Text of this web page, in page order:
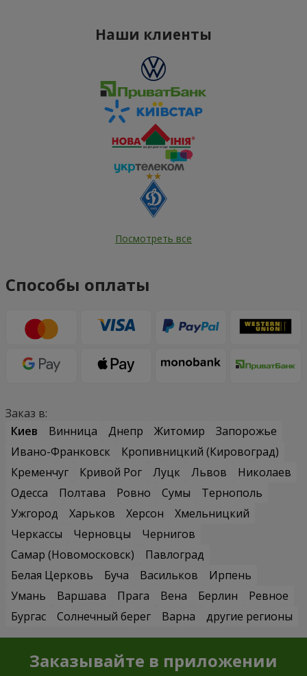
Наши клиенты
Посмотреть все
Способы оплаты
Заказ в:
Киев
Винница Днепр Житомир
Запорожье
Ивано-Франковск
Кропивницкий (Кировоград)
Кременчуг
Кривой Рог Луцк Львов
Николаев
Одесса
Полтава Ровно Сумы
Тернополь
Ужгород
Харьков Херсон
Хмельницкий
Черкассы
Черновцы
Чернигов
Самар (Новомосковск)
Павлоград
Белая Церковь
Буча Васильков
Ирпень
Умань
Варшава Прага Вена Берлин
Ревное
Бургас
Солнечный берег Варна другие регионы
Заказывайте в приложении